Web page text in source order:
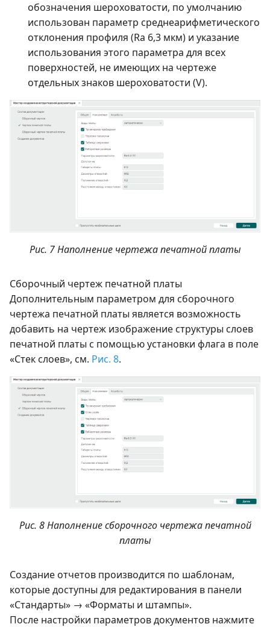
обозначения шероховатости, по умолчанию
использован параметр среднеарифметического
отклонения профиля (Ra 6,3 мкм) и указание
использования этого параметра для всех
поверхностей, не имеющих на чертеже
отдельных знаков шероховатости (V).
Рис. 7 Наполнение чертежа печатной платы
Сборочный чертеж печатной платы
Дополнительным параметром для сборочного
чертежа печатной платы является возможность
добавить на чертеж изображение структуры слоев
печатной платы с помощью установки флага в поле
«Стек слоев», см. Рис. 8.
Рис. 8 Наполнение сборочного чертежа печатной
платы
Создание отчетов производится по шаблонам,
которые доступны для редактирования в панели
«Стандарты» → «Форматы и штампы».
После настройки параметров документов нажмите